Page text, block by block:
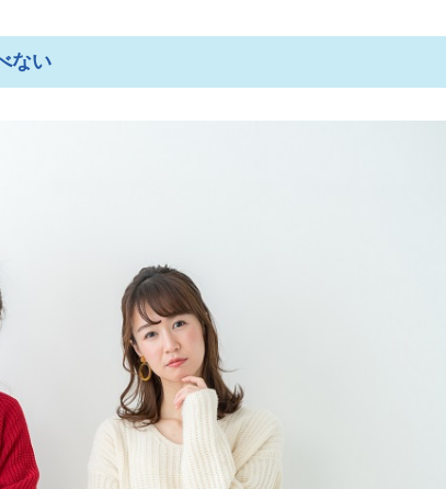
、株式会社sEnce「COSMETRO（コスメト
いる方向けに「ZOZOGLASS」
軽減、株式会社コードミー「CODE Meee
見つけたい人向けアプリ、株式会社ノベラ「viewty（ビ
ない